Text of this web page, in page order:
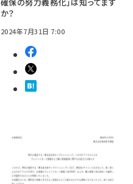
か？
2024年7月31日 7:00